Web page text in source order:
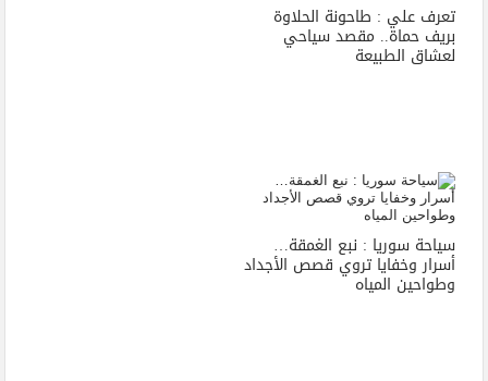
تعرف علي : طاحونة الحلاوة
بريف حماة.. مقصد سياحي
لعشاق الطبيعة
سياحة سوريا : نبع الغمقة…
أسرار وخفايا تروي قصص الأجداد
وطواحين المياه